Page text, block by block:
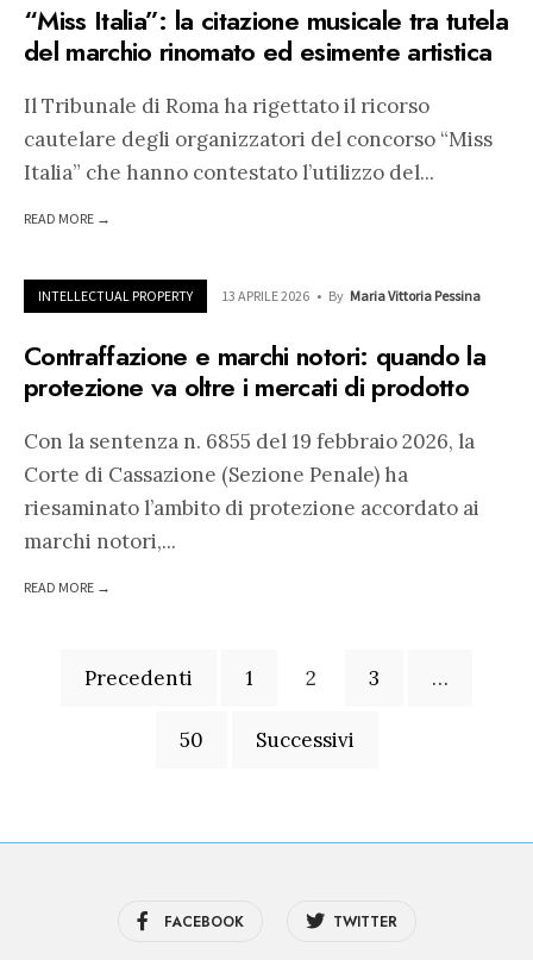
“Miss Italia”: la citazione musicale tra tutela
del marchio rinomato ed esimente artistica
Il Tribunale di Roma ha rigettato il ricorso
cautelare degli organizzatori del concorso “Miss
Italia” che hanno contestato l’utilizzo del...
READ MORE →
INTELLECTUAL PROPERTY 13 APRILE 2026 • By Maria Vittoria Pessina
Contraffazione e marchi notori: quando la
protezione va oltre i mercati di prodotto
Con la sentenza n. 6855 del 19 febbraio 2026, la
Corte di Cassazione (Sezione Penale) ha
riesaminato l’ambito di protezione accordato ai
marchi notori,...
READ MORE →
Paginazione
Precedenti 1 2 3 …
50 Successivi
FACEBOOK TWITTER